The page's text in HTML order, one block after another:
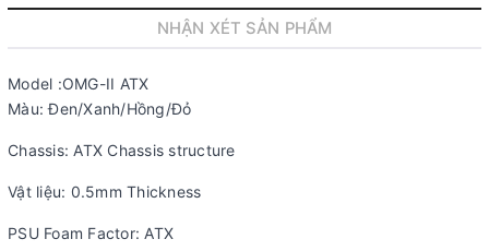
NHẬN XÉT SẢN PHẨM
Model :OMG-II ATX
Màu: Đen/Xanh/Hồng/Đỏ
Chassis: ATX Chassis structure
Vật liệu: 0.5mm Thickness
PSU Foam Factor: ATX